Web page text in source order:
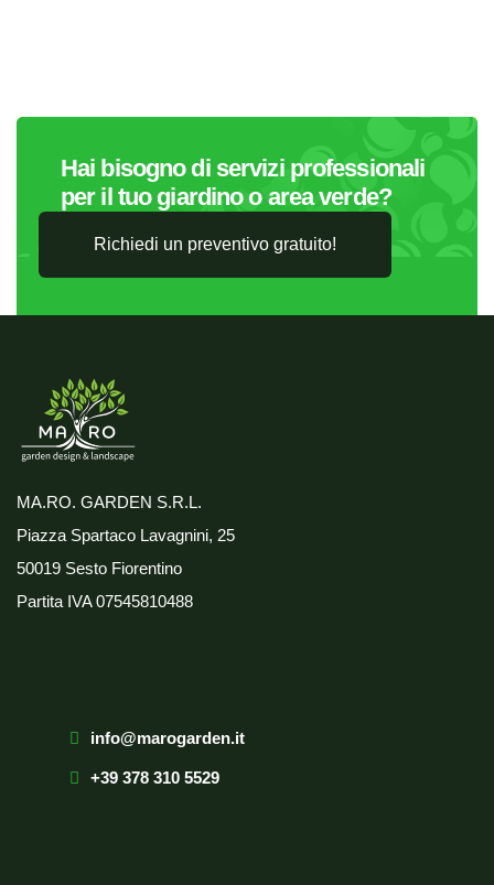
Hai bisogno di servizi professionali
per il tuo giardino o area verde?
Richiedi un preventivo gratuito!
MA.RO. GARDEN S.R.L.
Piazza Spartaco Lavagnini, 25
50019 Sesto Fiorentino
Partita IVA07545810488
info@marogarden.it
+39 378 310 5529